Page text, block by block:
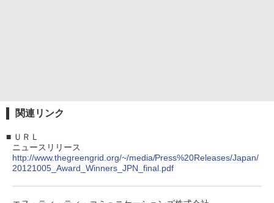
関連リンク
■ ＵＲＬ
ニュースリリース
http://www.thegreengrid.org/~/media/Press%20Releases/Japan/
20121005_Award_Winners_JPN_final.pdf